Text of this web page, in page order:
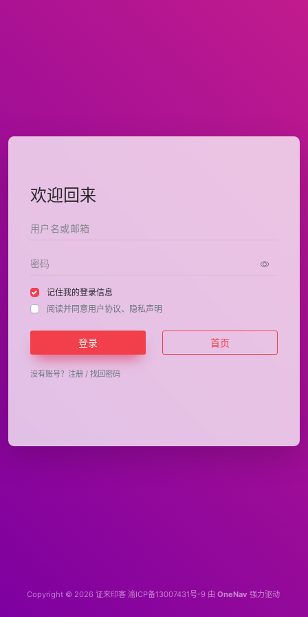
欢迎回来
记住我的登录信息
阅读并同意用户协议、 隐私声明
登录 首页
没有账号？ 注册 / 找回密码
Copyright © 2026 证来印客 渝ICP备13007431号-9由 OneNav 强力驱动